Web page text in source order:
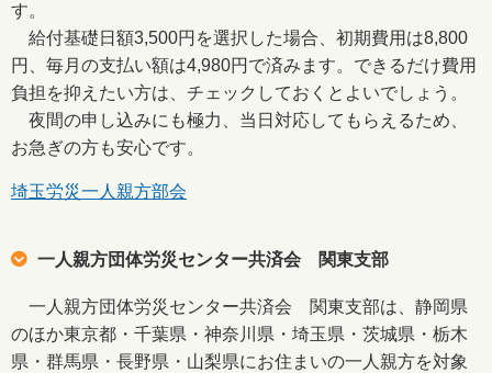
す。
給付基礎日額3,500円を選択した場合、初期費用は8,800
円、毎月の支払い額は4,980円で済みます。できるだけ費用
負担を抑えたい方は、チェックしておくとよいでしょう。
夜間の申し込みにも極力、当日対応してもらえるため、
お急ぎの方も安心です。
埼玉労災一人親方部会
一人親方団体労災センター共済会 関東支部
一人親方団体労災センター共済会 関東支部は、静岡県
のほか東京都・千葉県・神奈川県・埼玉県・茨城県・栃木
県・群馬県・長野県・山梨県にお住まいの一人親方を対象